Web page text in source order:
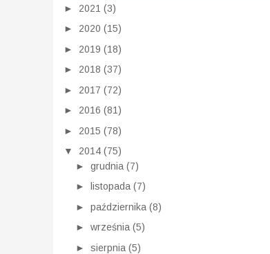
► 2021 (3)
► 2020 (15)
► 2019 (18)
► 2018 (37)
► 2017 (72)
► 2016 (81)
► 2015 (78)
▼ 2014 (75)
► grudnia (7)
►
listopada (7)
► października (8)
► września (5)
► sierpnia (5)